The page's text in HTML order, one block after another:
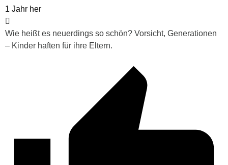
1 Jahr her
Wie heißt es neuerdings so schön? Vorsicht, Generationen
– Kinder haften für ihre Eltern.